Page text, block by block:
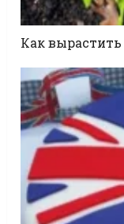
Как вырастить